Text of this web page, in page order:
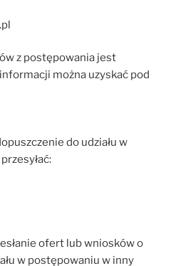
z postępowania jest
można uzyskać pod
do udziału w
ofert lub wniosków o
w postępowaniu w inny